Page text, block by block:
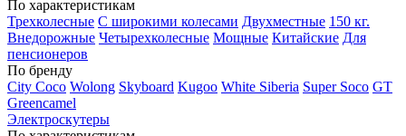
По характеристикам
Трехколесные С широкими колесами Двухместные 150 кг.
Внедорожные Четырехколесные Мощные Китайские Для
пенсионеров
По бренду
City Coco Wolong Skyboard Kugoo White Siberia Super Soco GT
Greencamel
Электроскутеры